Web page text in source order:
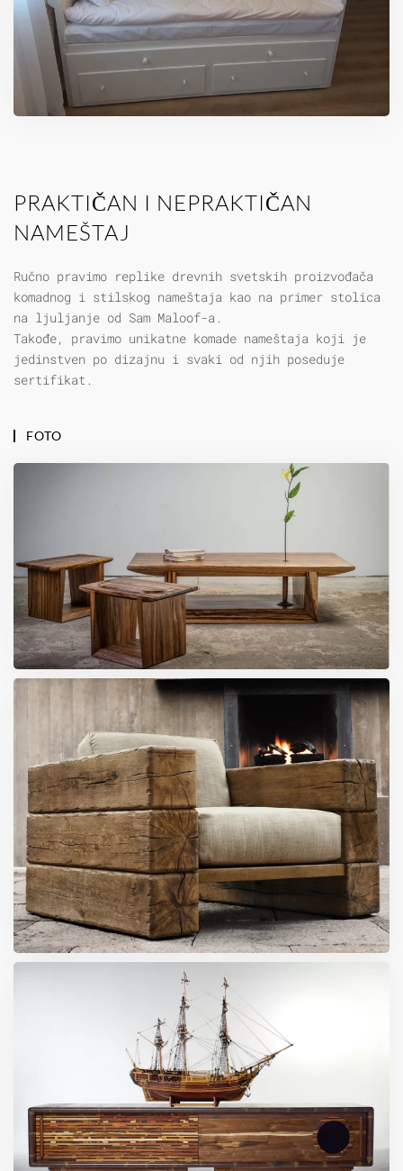
PRAKTIČAN I NEPRAKTIČAN
NAMEŠTAJ
Ručno pravimo replike drevnih svetskih proizvođača
komadnog i stilskog nameštaja kao na primer stolica
na ljuljanje od Sam Maloof-a.
Takođe, pravimo unikatne komade nameštaja koji je
jedinstven po dizajnu i svaki od njih poseduje
sertifikat.
FOTO
VELIKA
VELIKA
VELIKA